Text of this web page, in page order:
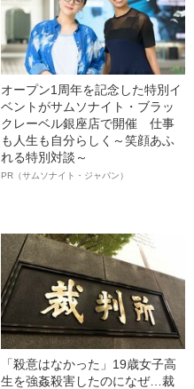
オープン1周年を記念した特別イ
ベントがサムソナイト・ブラッ
クレーベル銀座店で開催 仕事
も人生も自分らしく～笑顔あふ
れる特別対談～
PR（サムソナイト・ジャパン）
「殺意はなかった」19歳女子高
生を強姦殺害したのになぜ…裁